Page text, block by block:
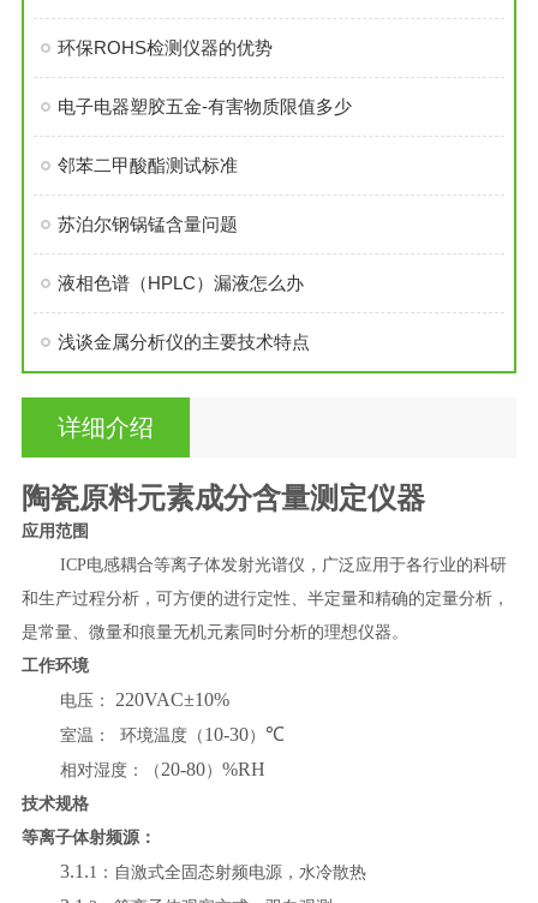
环保ROHS检测仪器的优势
电子电器塑胶五金-有害物质限值多少
邻苯二甲酸酯测试标准
苏泊尔钢锅锰含量问题
液相色谱（HPLC）漏液怎么办
浅谈金属分析仪的主要技术特点
详细介绍
陶瓷原料元素成分含量测定仪器
应用范围
ICP电感耦合等离子体发射光谱仪 ， 广泛应用于各行业的科研
和生产过程分析，可方便的进行定性、半定量和精确的定量分析，
是常量、微量和痕量无机元素同时分析的理想仪器。
工作环境
电压：
220VAC±10%
室温： 环境温度（ 10-30） ℃
相对湿度：（ 20-80） %RH
技术规格
等离子体射频源：
3.1.1 ： 自激式全固态射频电源，水冷散热